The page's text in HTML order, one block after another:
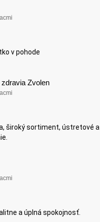
v pohode
Zvolen
široký sortiment, ústretové a
a úplná spokojnosť.